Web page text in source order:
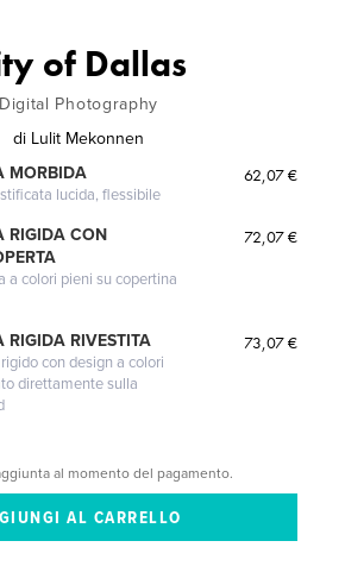
of Dallas
Digital Photography
di Lulit Mekonnen
MORBIDA
lucida, flessibile
62,07 €
RIGIDA CON
a colori pieni su copertina
72,07 €
RIGIDA RIVESTITA
con design a colori
direttamente sulla
73,07 €
al momento del pagamento.